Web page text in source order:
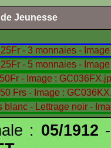
Jeunesse
: 05/1912